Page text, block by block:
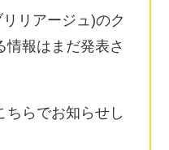
リアージュ)のク
情報はまだ発表さ
ちらでお知らせし